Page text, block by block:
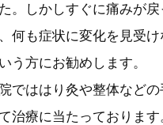
。しかしすぐに痛みが戻
何も症状に変化を見受け
う方にお勧めします。
でははり灸や整体などの
治療に当たっております